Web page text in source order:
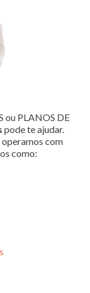
ou PLANOS DE
pode te ajudar.
com
como: